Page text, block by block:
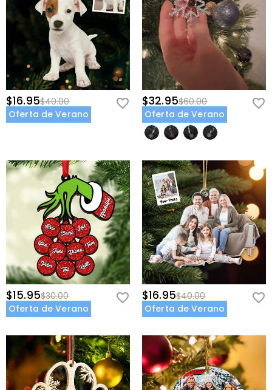
$16.95$40.00
Oferta de Verano
$32.95$60.00
Oferta de Verano
$15.95$30.00
Oferta de Verano
$16.95$40.00
Oferta de Verano